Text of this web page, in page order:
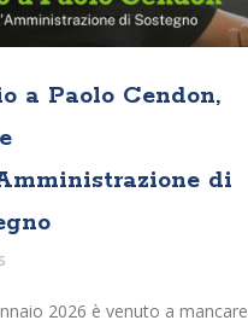
a Paolo Cendon,
di
2026 è venuto a mancare